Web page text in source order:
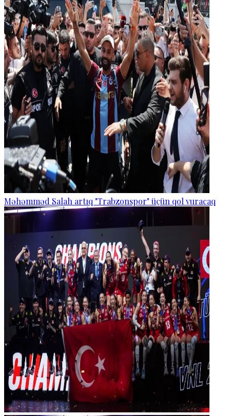
Məhəmməd Salah artıq "Trabzonspor" üçün qol vuracaq